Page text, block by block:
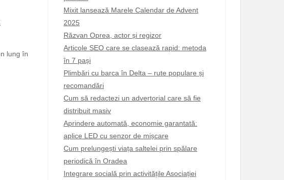
lung în
Mixit lansează Marele Calendar de Advent
2025
Răzvan Oprea, actor și regizor
Articole SEO care se clasează rapid: metoda
în 7 pași
Plimbări cu barca în Delta – rute populare și
recomandări
Cum să redactezi un advertorial care să fie
distribuit masiv
Aprindere automată, economie garantată:
aplice LED cu senzor de mișcare
Cum prelungești viața saltelei prin spălare
periodică în Oradea
Integrare socială prin activitățile Asociației